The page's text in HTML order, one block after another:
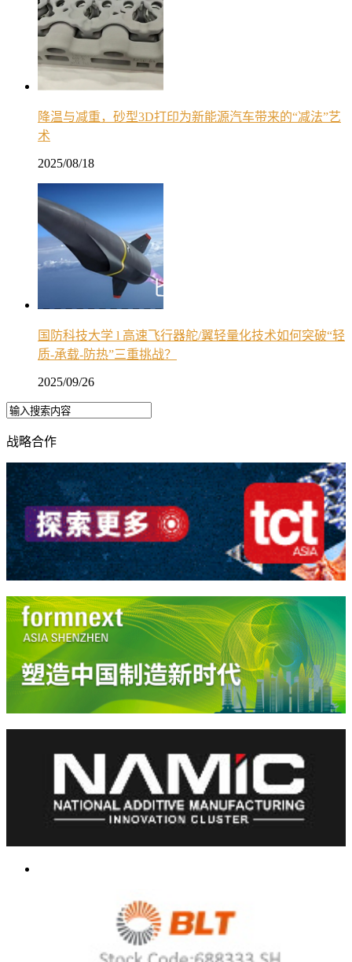
降温与减重，砂型3D打印为新能源汽车带来的“减法”艺
术
2025/08/18
国防科技大学 l 高速飞行器舵/翼轻量化技术如何突破“轻
质-承载-防热”三重挑战？
2025/09/26
战略合作